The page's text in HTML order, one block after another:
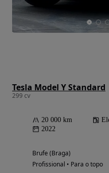
Tesla Model Y Standard
299 cv
20 000 km
2022
Brufe (Braga)
Profissional • Para o topo